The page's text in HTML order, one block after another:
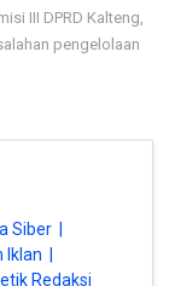
III DPRD Kalteng,
pengelolaan
Siber |
|
Redaksi